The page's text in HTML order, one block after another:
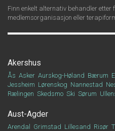
Finn enkelt alternativ behandler etter
medlemsorganisasjon eller
Akershus
Ås Asker Aurskog-Høland Bærum
Jessheim Lørenskog Nannestad
Rælingen Skedsmo Ski Sørum
Aust-Agder
Arendal Grimstad Lillesand Risør